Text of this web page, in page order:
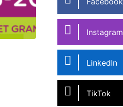
Instagram
LinkedIn
TikTok